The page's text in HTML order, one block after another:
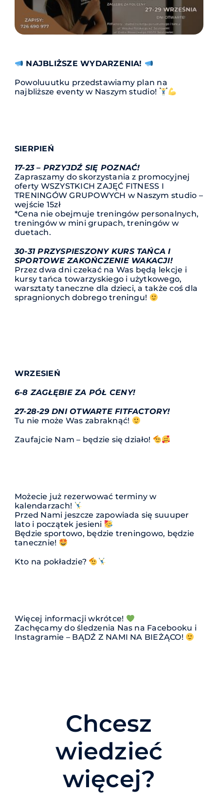
NAJBLIŻSZE WYDARZENIA!
Powoluuutku przedstawiamy plan na
najbliższe eventy w Naszym studio!
SIERPIEŃ
17-23 – PRZYJDŹ SIĘ POZNAĆ!
Zapraszamy do skorzystania z promocyjnej
oferty WSZYSTKICH ZAJĘĆ FITNESS I
TRENINGÓW GRUPOWYCH w Naszym studio –
wejście 15zł
*Cena nie obejmuje treningów personalnych,
treningów w mini grupach, treningów w
duetach.
30-31 PRZYSPIESZONY KURS TAŃCA I
SPORTOWE ZAKOŃCZENIE WAKACJI!
Przez dwa dni czekać na Was będą lekcje i
kursy tańca towarzyskiego i użytkowego,
warsztaty taneczne dla dzieci, a także coś dla
spragnionych dobrego treningu!
WRZESIEŃ
6-8 ZAGŁĘBIE ZA PÓŁ CENY!
27-28-29 DNI OTWARTE FITFACTORY!
Tu nie może Was zabraknąć!
Zaufajcie Nam – będzie się działo!
Możecie już rezerwować terminy w
kalendarzach!
Przed Nami jeszcze zapowiada się suuuper
lato i początek jesieni
Będzie sportowo, będzie treningowo, będzie
tanecznie!
Kto na pokładzie?
Więcej informacji wkrótce!
Zachęcamy do śledzenia Nas na Facebooku i
Instagramie – BĄDŹ Z NAMI NA BIEŻĄCO!
Chcesz
wiedzieć
więcej?